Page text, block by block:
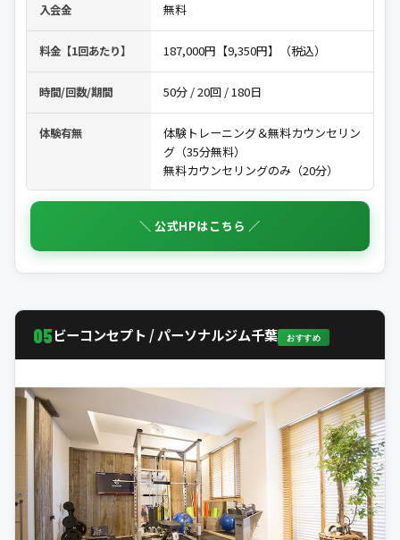
入会金 無料
料金【1回あたり】 187,000円【9,350円】（税込）
時間/回数/期間 50分 / 20回 / 180日
体験有無
体験トレーニング＆無料カウンセリン
グ（35分無料）
無料カウンセリングのみ（20分）
＼ 公式HPはこちら ／
05ビーコンセプト / パーソナルジム千葉 おすすめ